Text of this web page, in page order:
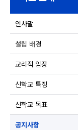
인사말
설립 배경
교리적 입장
신학교 특징
신학교 목표
공지사항